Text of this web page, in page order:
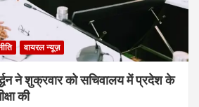
वायरल न्यूज़
ने शुक्रवार को सचिवालय में प्रदेश के
की